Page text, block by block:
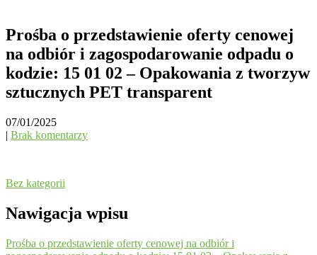
Prośba o przedstawienie oferty cenowej
na odbiór i zagospodarowanie odpadu o
kodzie: 15 01 02 – Opakowania z tworzyw
sztucznych PET transparent
07/01/2025
| Brak komentarzy
Bez kategorii
Nawigacja wpisu
Prośba o przedstawienie oferty cenowej na odbiór i